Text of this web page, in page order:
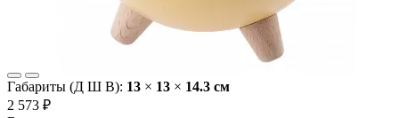
Габариты (Д Ш В): 13 × 13 × 14.3 cм
2 573 ₽